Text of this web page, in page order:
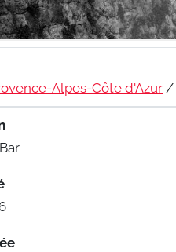
Alpes-Côte d'Azur /